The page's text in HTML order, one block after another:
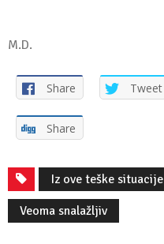
M.D.
Share Tweet
Share
Iz ove teške situacije
Veoma snalažljiv